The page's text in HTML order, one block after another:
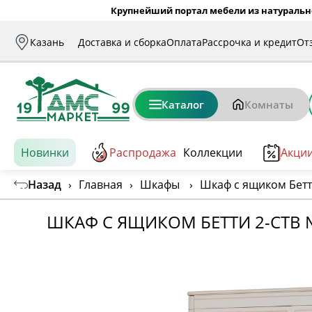
Крупнейший портал мебели из
Казань Доставка и сборкаОплатаРассрочка и кредит
Каталог Комнаты
Новинки Распродажа Коллекции
Назад › Главная › Шкафы › Шкаф с ящиком
ШКАФ С ЯЩИКОМ БЕТТИ 2-СТВ